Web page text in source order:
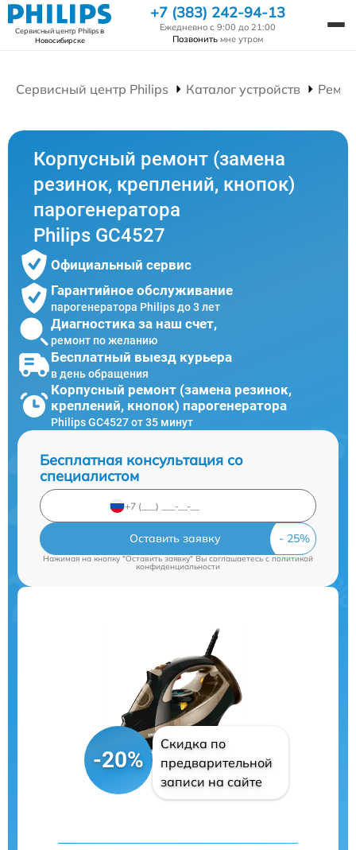
Сервисный центр Philipsв
Новосибирске
+7 (383) 242-94-13
Ежедневно с 9:00 до 21:00
Позвонить мне утром
Сервисный центр Philips Каталог устройств
Корпусный ремонт (замена
резинок, креплений, кнопок)
парогенератора
Philips GC4527
Официальный сервис
Гарантийное обслуживание
парогенератора Philips до 3 лет
Диагностика за наш счет,
ремонт по желанию
Бесплатный выезд курьера
в день обращения
Корпусный ремонт (замена резинок,
креплений, кнопок) парогенератора
Philips GC4527 от 35 минут
Бесплатная консультация со
специалистом
Оставить заявку
Нажимая на кнопку "Оставить заявку" Вы соглашаетесь c политикой
конфиденциальности
-20%
Скидка по
предварительной
записи на сайте